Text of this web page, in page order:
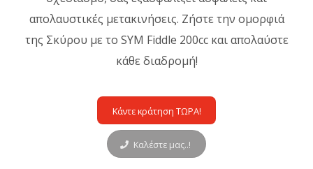
απολαυστικές μετακινήσεις. Ζήστε την ομορφιά
της Σκύρου με το SYM Fiddle 200cc και απολαύστε
κάθε διαδρομή!
Κάντε κράτηση ΤΩΡΑ!
Καλέστε μας..!